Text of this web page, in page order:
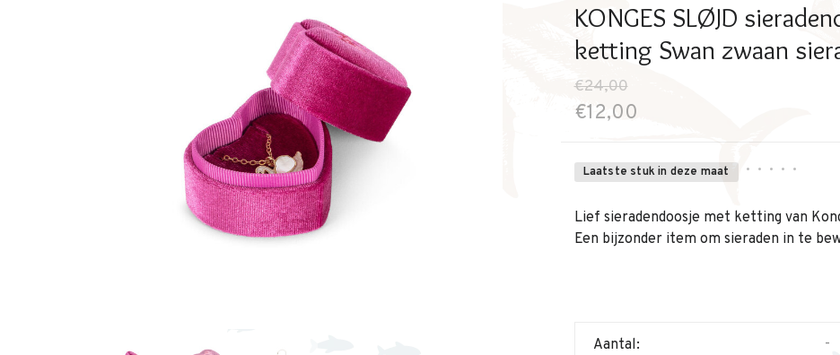
KONGES SLØJD
ketting Swan zwaan
€24,00
€12,00
Laatste stuk in deze maat • • • • •
Lief sieradendoosje met ketting van
Een bijzonder item om sieraden in te
Aantal: -